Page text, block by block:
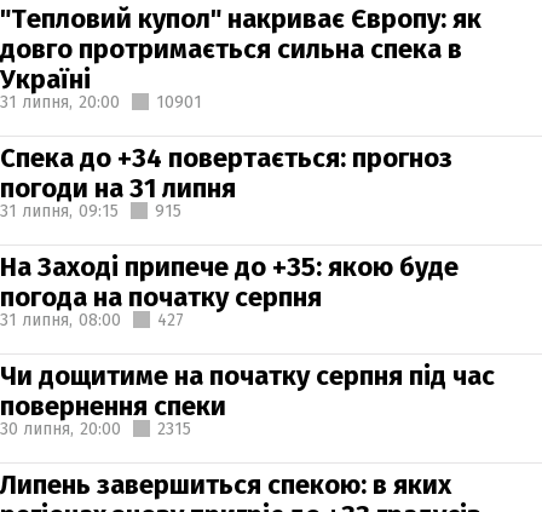
"Тепловий купол" накриває Європу: як
довго протримається сильна спека в
Україні
31 липня, 20:00 10901
Спека до +34 повертається: прогноз
погоди на 31 липня
31 липня, 09:15 915
На Заході припече до +35: якою буде
погода на початку серпня
31 липня, 08:00 427
Чи дощитиме на початку серпня під час
повернення спеки
30 липня, 20:00 2315
Липень завершиться спекою: в яких